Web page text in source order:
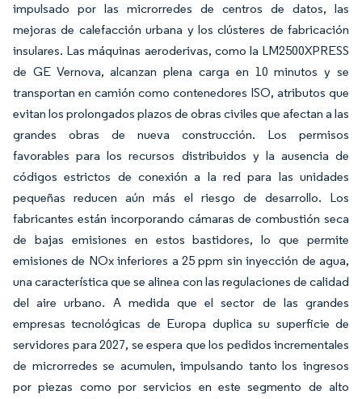
impulsado por las microrredes de centros de datos, las
mejoras de calefacción urbana y los clústeres de fabricación
insulares. Las máquinas aeroderivas, como la LM2500XPRESS
de GE Vernova, alcanzan plena carga en 10 minutos y se
transportan en camión como contenedores ISO, atributos que
evitan los prolongados plazos de obras civiles que afectan a las
grandes obras de nueva construcción. Los permisos
favorables para los recursos distribuidos y la ausencia de
códigos estrictos de conexión a la red para las unidades
pequeñas reducen aún más el riesgo de desarrollo. Los
fabricantes están incorporando cámaras de combustión seca
de bajas emisiones en estos bastidores, lo que permite
emisiones de NOx inferiores a 25 ppm sin inyección de agua,
una característica que se alinea con las regulaciones de calidad
del aire urbano. A medida que el sector de las grandes
empresas tecnológicas de Europa duplica su superficie de
servidores para 2027, se espera que los pedidos incrementales
de microrredes se acumulen, impulsando tanto los ingresos
por piezas como por servicios en este segmento de alto